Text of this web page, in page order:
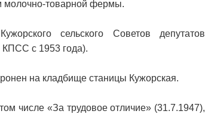
молочно-товарной фермы.
сельского Советов депутатов
КПСС с 1953 года).
на кладбище станицы Кужорская.
числе «За трудовое отличие» (31.7.1947),